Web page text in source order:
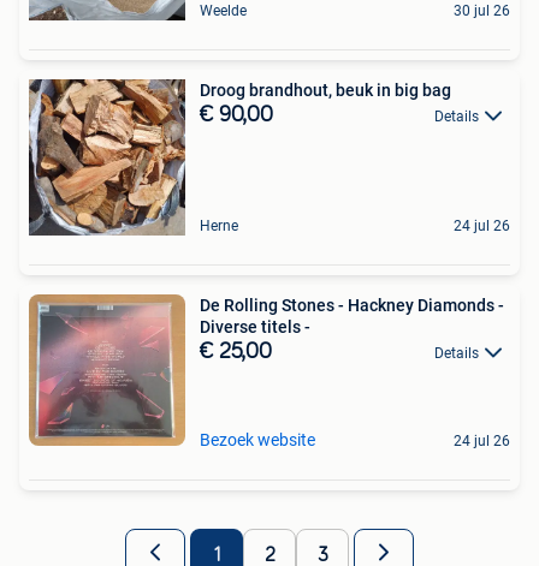
Weelde 30 jul 26
Droog brandhout, beuk in big bag
€ 90,00 Details
Herne 24 jul 26
De Rolling Stones - Hackney Diamonds -
Diverse titels -
€ 25,00 Details
Bezoek website 24 jul 26
1 2 3